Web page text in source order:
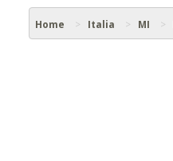
Home Italia MI